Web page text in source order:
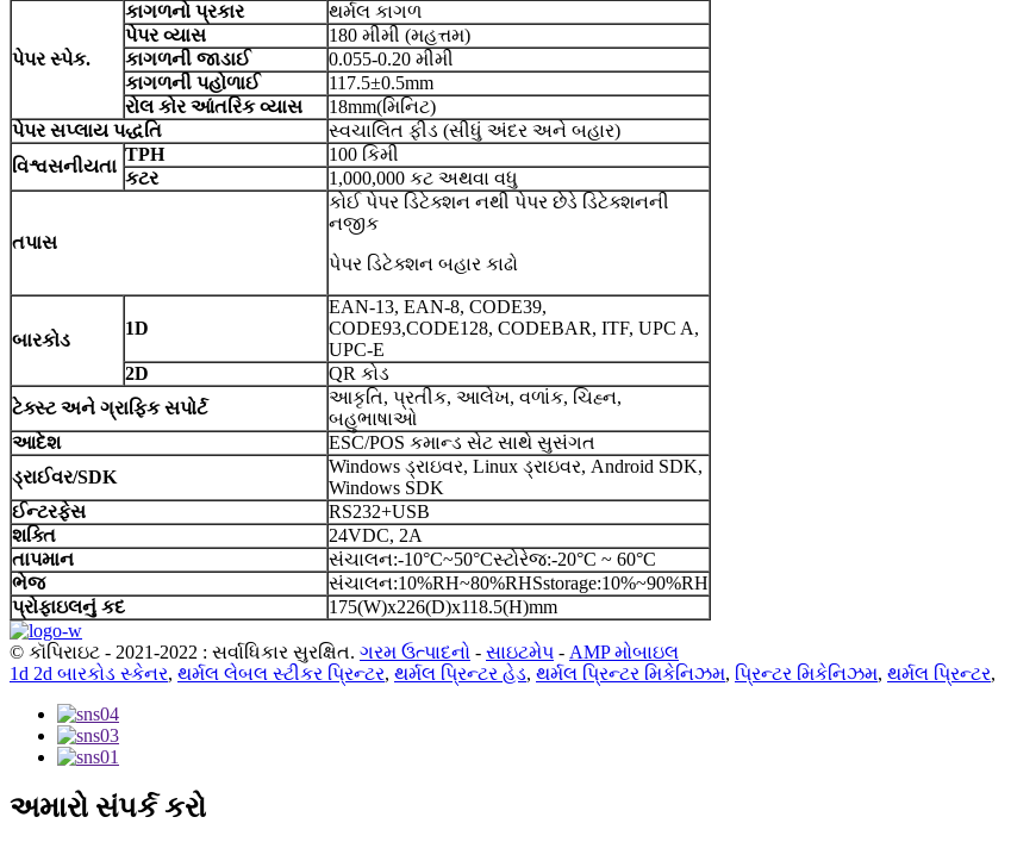
પેપર સ્પેક.
કાગળનો પ્રકાર
થર્મલ કાગળ
પેપર વ્યાસ
180 મીમી (મહત્તમ)
કાગળની જાડાઈ
0.055-0.20 મીમી
કાગળની પહોળાઈ
117.5±0.5mm
રોલ કોર આંતરિક વ્યાસ
18mm(મિનિટ)
પેપર સપ્લાય પદ્ધતિ
સ્વચાલિત ફીડ (સીધું અંદર અને બહાર)
વિશ્વસનીયતા
TPH
100 કિમી
કટર
1,000,000 કટ અથવા વધુ
તપાસ
કોઈ પેપર ડિટેક્શન નથી પેપર છેડે ડિટેક્શનની
નજીક
પેપર ડિટેક્શન બહાર કાઢો
બારકોડ
1D
EAN-13, EAN-8, CODE39,
CODE93,CODE128, CODEBAR, ITF, UPC A,
UPC-E
2D
QR કોડ
ટેક્સ્ટ અને ગ્રાફિક સપોર્ટ
આકૃતિ, પ્રતીક, આલેખ, વળાંક, ચિહ્ન,
બહુભાષાઓ
આદેશ
ESC/POS કમાન્ડ સેટ સાથે સુસંગત
ડ્રાઈવર/SDK
Windows ડ્રાઇવર, Linux ડ્રાઇવર, Android SDK,
Windows SDK
ઈન્ટરફેસ
RS232+USB
શક્તિ
24VDC, 2A
તાપમાન
સંચાલન:-10°C~50°Cસ્ટોરેજ:-20°C ~ 60°C
ભેજ
સંચાલન:10%RH~80%RHSstorage:10%~90%RH
પ્રોફાઇલનું કદ
175(W)x226(D)x118.5(H)mm
© કૉપિરાઇટ - 2021-2022 : સર્વાધિકાર સુરક્ષિત. ગરમ ઉત્પાદનો - સાઇટમેપ - AMP મોબાઇલ
1d 2d બારકોડ સ્કેનર, થર્મલ લેબલ સ્ટીકર પ્રિન્ટર, થર્મલ પ્રિન્ટર હેડ, થર્મલ પ્રિન્ટર મિકેનિઝમ, પ્રિન્ટર મિકેનિઝમ, થર્મલ પ્રિન્ટર,
અમારો સંપર્ક કરો